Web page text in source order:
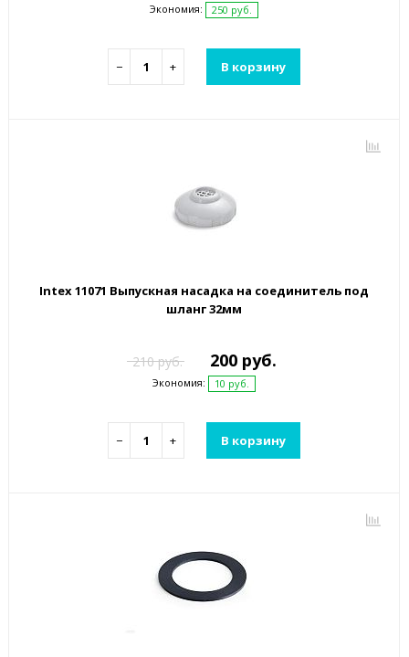
Экономия: 250 руб.
− + В корзину
Intex 11071 Выпускная насадка на соединитель под
шланг 32мм
210 руб. 200 руб.
Экономия: 10 руб.
− + В корзину